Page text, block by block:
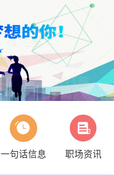
一句话信息
职场资讯